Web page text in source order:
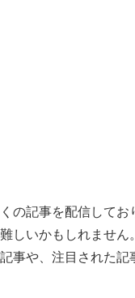
の記事を配信してお
しいかもしれません
事や、注目された記